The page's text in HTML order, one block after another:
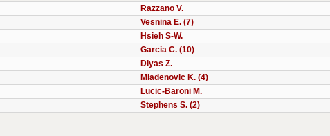
Razzano V.
Vesnina E. (7)
Hsieh S-W.
Garcia C. (10)
Diyas Z.
Mladenovic K. (4)
Lucic-Baroni M.
Stephens S. (2)